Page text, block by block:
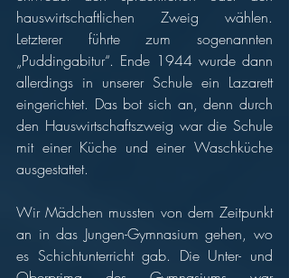
hauswirtschaftlichen Zweig wählen.
Letzterer führte zum sogenannten
„Puddingabitur“. Ende 1944 wurde dann
allerdings in unserer Schule ein Lazarett
eingerichtet. Das bot sich an, denn durch
den Hauswirtschaftszweig war die Schule
mit einer Küche und einer Waschküche
ausgestattet.
Wir Mädchen mussten von dem Zeitpunkt
an in das Jungen-Gymnasium gehen, wo
es Schichtunterricht gab. Die Unter- und